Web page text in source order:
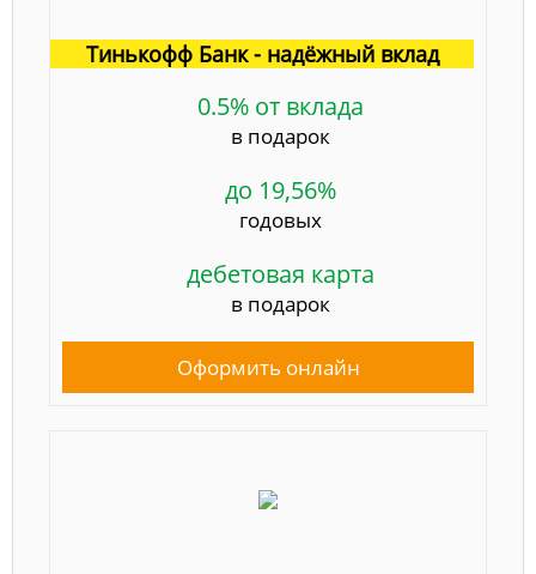
Тинькофф Банк - надёжный вклад
0.5% от вклада
в подарок
до 19,56%
годовых
дебетовая карта
в подарок
Оформить онлайн